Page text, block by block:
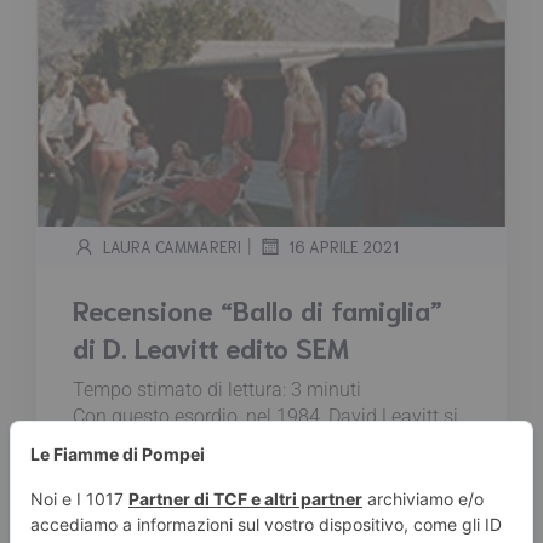
LAURA CAMMARERI | 16 APRILE 2021
Recensione “Ballo di famiglia”
di D. Leavitt edito SEM
Tempo stimato di lettura: 3 minuti
Con questo esordio, nel 1984, David Leavitt si
afferma poco più che ventenne come scrittore
centrale della nuova narrativa americana,
testimone di una generazione “scettica e in
lutto”, devastata dai divorzi e dalle